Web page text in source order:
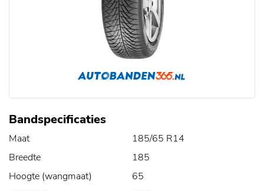
Bandspecificaties
Maat
185/65 R14
Breedte
185
Hoogte (wangmaat)
65